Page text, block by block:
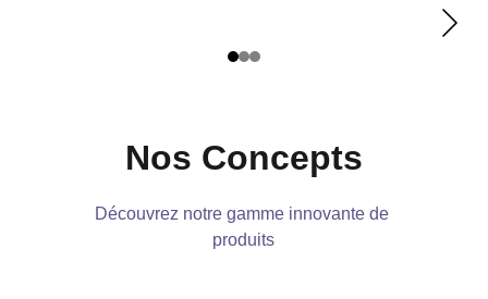
Nos Concepts
Découvrez notre gamme innovante de
produits